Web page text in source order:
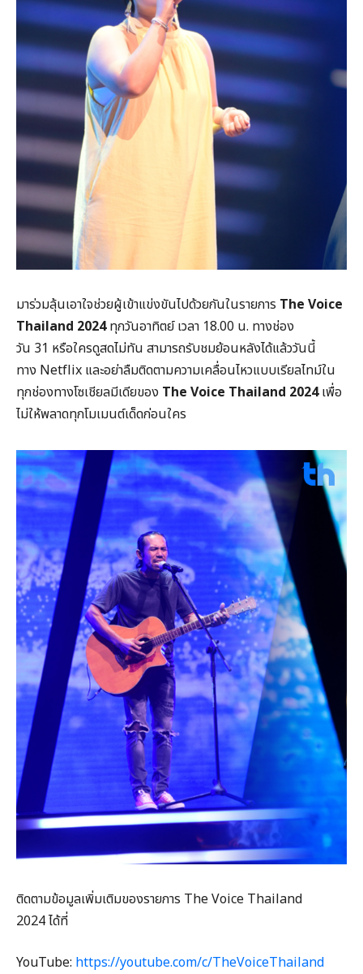
มาร่วมลุ้นเอาใจช่วยผู้เข้าแข่งขันไปด้วยกันในรายการ The Voice
Thailand 2024ทุกวันอาทิตย์ เวลา 18.00 น. ทางช่อง
วัน 31 หรือใครดูสดไม่ทัน สามารถรับชมย้อนหลังได้แล้ววันนี้
ทาง Netflix และอย่าลืมติดตามความเคลื่อนไหวแบบเรียลไทม์ใน
ทุกช่องทางโซเชียลมีเดียของ The Voice Thailand 2024เพื่อ
ไม่ให้พลาดทุกโมเมนต์เด็ดก่อนใคร
ติดตามข้อมูลเพิ่มเติมของรายการ The Voice Thailand
2024 ได้ที่
YouTube: https://youtube.com/c/TheVoiceThailand